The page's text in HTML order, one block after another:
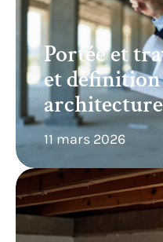
Portée et
et
architecture
11 mars 2026